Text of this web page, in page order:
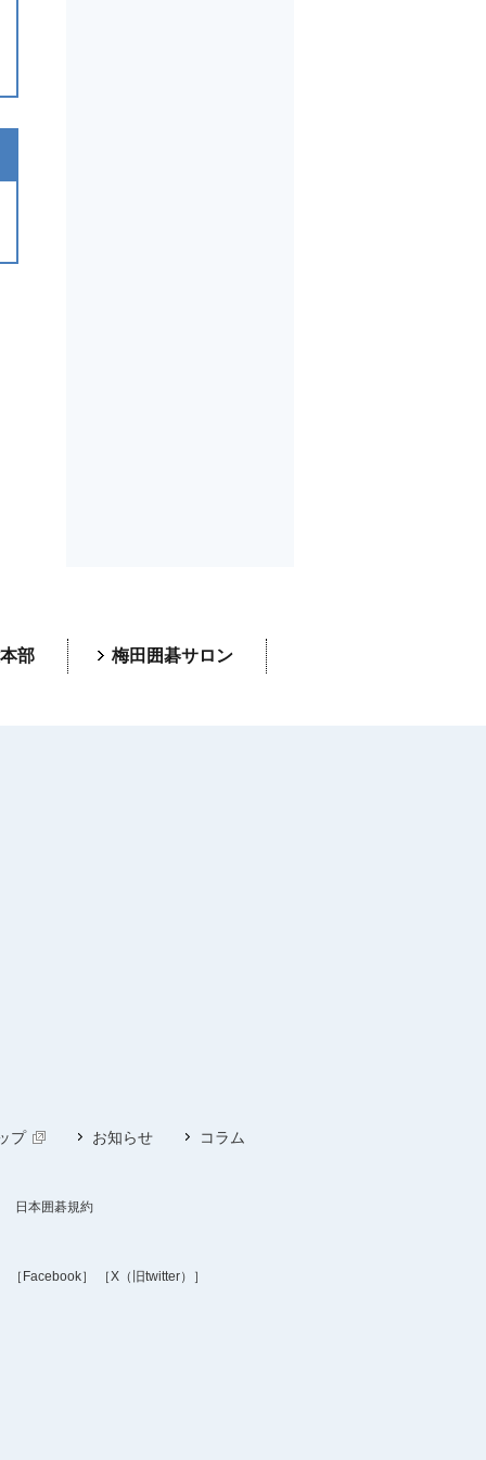
部 梅田囲碁サロン
プ お知らせ コラム
日本囲碁規約
［Facebook］ ［X（旧twitter）］